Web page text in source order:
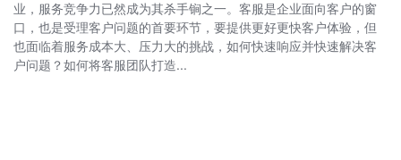
业，服务竞争力已然成为其杀手锏之一。客服是企业面向客户的窗
口，也是受理客户问题的首要环节，要提供更好更快客户体验，但
也面临着服务成本大、压力大的挑战，如何快速响应并快速解决客
户问题？如何将客服团队打造...